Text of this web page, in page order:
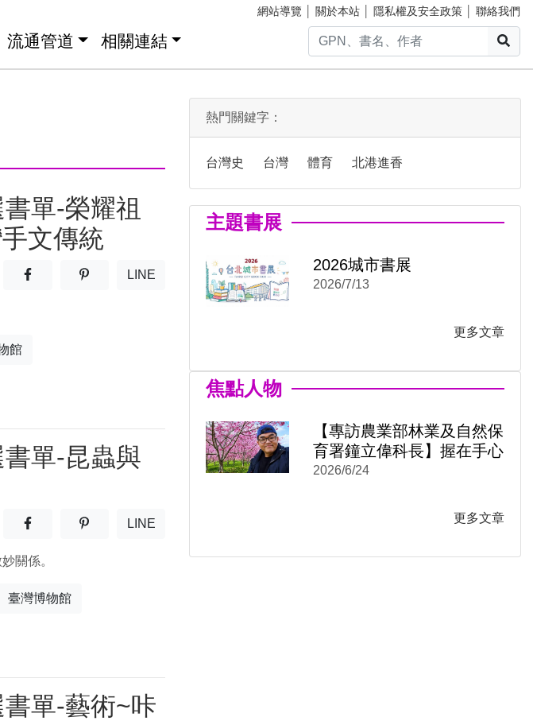
網站導覽 關於本站 隱私權及安全政策 聯絡我們
流通管道 相關連結
單-榮耀祖
文傳統
分享至facebook(另開新視窗)
分享至噗浪(另開新視窗)
LINE
(另開新視窗)
館
單-昆蟲與
分享至facebook(另開新視窗)
分享至噗浪(另開新視窗)
LINE
關係。
臺灣博物館
單-藝術~咔
熱門關鍵字：
台灣史 台灣 體育 北港進香
主題書展
2026城市書展
2026/7/13
更多文章
焦點人物
【專訪農業部林業及自然保
育署鐘立偉科長】握在手心
的是臺灣這座島嶼的紋理：
2026/6/24
更多文章